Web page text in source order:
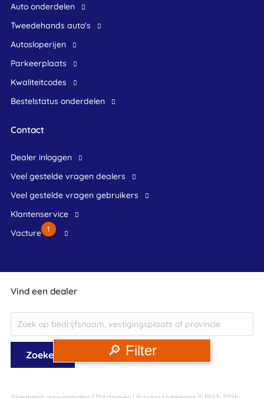
🔎 Filter
Vind een dealer
Auto onderdelen
Tweedehands auto's
Autosloperijen
Parkeerplaats
Kwaliteitcodes
Bestelstatus onderdelen
Contact
dealer inloggen
veel gestelde vragen dealers
veel gestelde vragen gebruikers
klantenservice
Vacture
1